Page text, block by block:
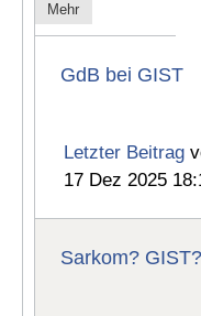
Mehr
GdB bei GIST
Letzter Beitrag
17 Dez 2025
Sarkom? GIST?